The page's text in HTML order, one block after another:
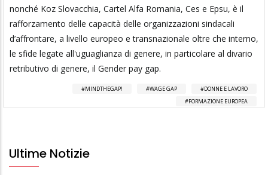
nonché Koz Slovacchia, Cartel Alfa Romania, Ces e Epsu, è il
rafforzamento delle capacità delle organizzazioni sindacali
d’affrontare, a livello europeo e transnazionale oltre che interno,
le sfide legate all'uguaglianza di genere, in particolare al divario
retributivo di genere, il Gender pay gap.
MINDTHEGAP! WAGE GAP
DONNE E LAVORO
FORMAZIONE EUROPEA
Ultime Notizie